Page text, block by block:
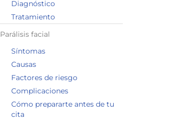
Diagnóstico
Tratamiento
Parálisis facial
Síntomas
Causas
Factores de riesgo
Complicaciones
Cómo prepararte antes de tu
cita